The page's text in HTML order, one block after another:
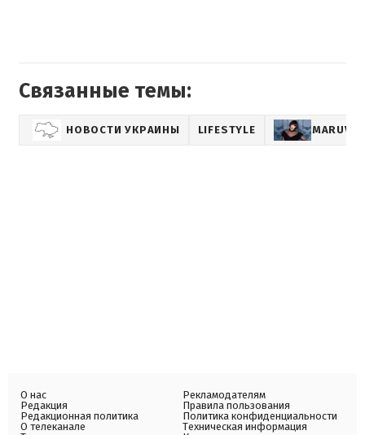
Связанные темы:
НОВОСТИ УКРАИНЫ LIFESTYLE MARUV
О нас
Редакция
Редакционная политика
О телеканале
Рекламодателям
Правила пользования
Политика конфиденциальности
Техническая информация